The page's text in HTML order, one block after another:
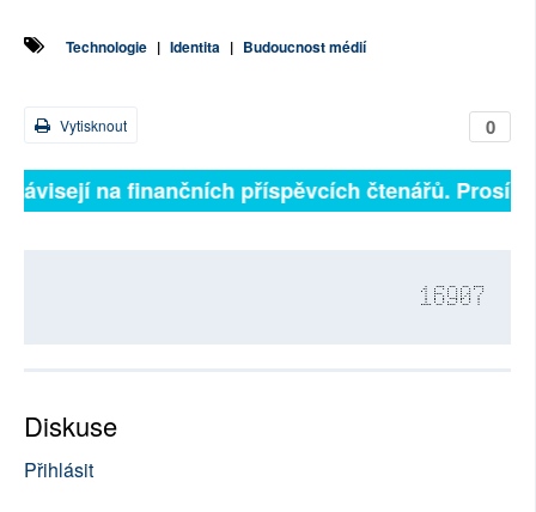
Technologie | Identita | Budoucnost médií
0
Vytisknout
na finančních příspěvcích čtenářů.
16907
Diskuse
Přihlásit